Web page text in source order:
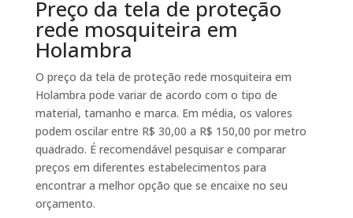
Preço da tela de proteção
rede mosquiteira em
Holambra
O preço da tela de proteção rede mosquiteira em
Holambra pode variar de acordo com o tipo de
material, tamanho e marca. Em média, os valores
podem oscilar entre R$ 30,00 a R$ 150,00 por metro
quadrado. É recomendável pesquisar e comparar
preços em diferentes estabelecimentos para
encontrar a melhor opção que se encaixe no seu
orçamento.